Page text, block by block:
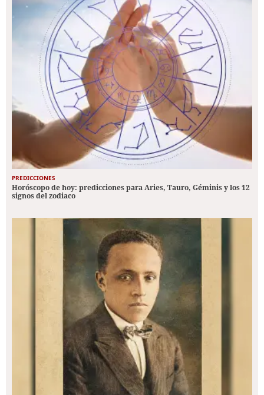
PREDICCIONES
Horóscopo de hoy: predicciones para Aries, Tauro, Géminis y los 12
signos del zodiaco